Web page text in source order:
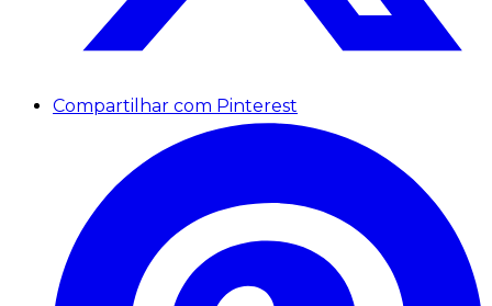
Compartilhar com Pinterest